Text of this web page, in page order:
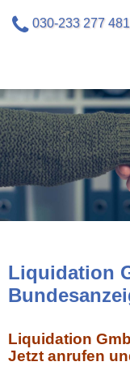
030-233 277 481
Liquidation
Liquidation
Jetzt anrufen